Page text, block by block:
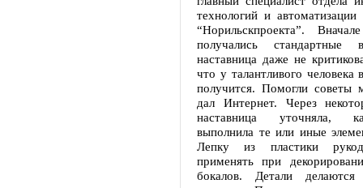
технологий и автоматизации
“Норильскпроекта”.
получались стандартные
наставница даже не
что у талантливого человека
получится. Помогли советы
дал Интернет. Через
наставница уточняла,
выполнила те или иные
Лепку из пластики
применять при
бокалов. Детали